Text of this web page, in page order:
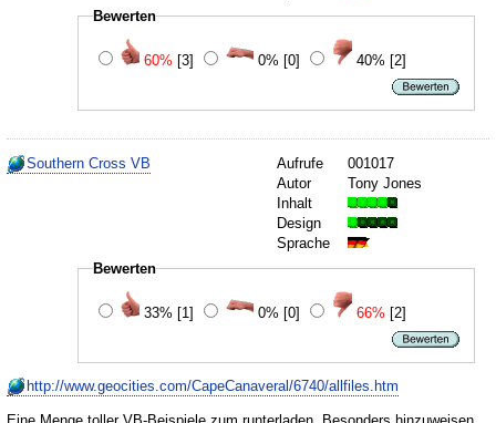
Bewerten
60% [3] 0% [0] 40% [2]
Aufrufe
001017
Autor
Tony Jones
Inhalt
Design
Sprache
Bewerten
33% [1] 0% [0] 66% [2]
Southern Cross VB
http://www.geocities.com/CapeCanaveral/6740/allfiles.htm